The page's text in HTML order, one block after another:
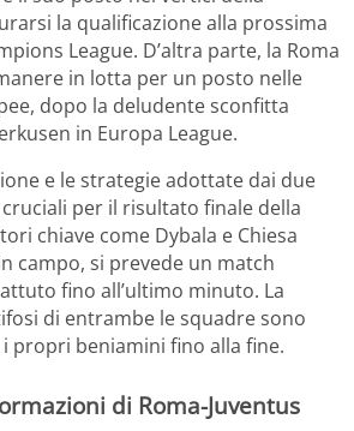
la qualificazione alla prossima
League. D’altra parte, la Roma
in lotta per un posto nelle
dopo la deludente sconfitta
in Europa League.
e le strategie adottate dai due
per il risultato finale della
chiave come Dybala e Chiesa
campo, si prevede un match
fino all’ultimo minuto. La
di entrambe le squadre sono
propri beniamini fino alla fine.
di Roma-Juventus